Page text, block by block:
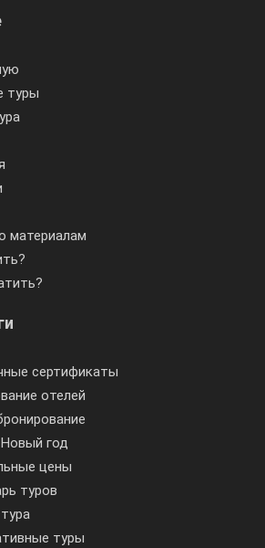
туры
материалам
сертификаты
отелей
год
цены
туров
туры